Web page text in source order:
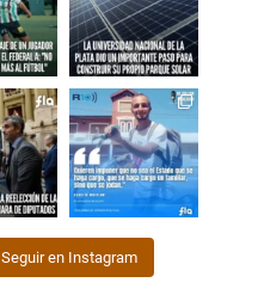
Seguir en Instagram